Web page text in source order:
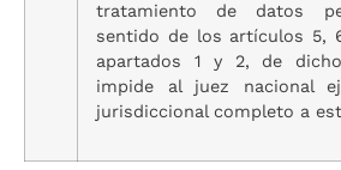
tratamiento de datos
sentido de los artículos 5,
apartados 1 y 2, de
impide al juez nacional
jurisdiccional completo a